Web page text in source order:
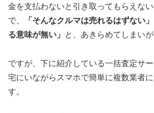
金を支払わないと引き取ってもらえな
で、
「そんなクルマは売れるはずない
る意味が無い」
と、あきらめてしまいが
ですが、下に紹介している一括査定サ
宅にいながらスマホで簡単に複数業者
す。